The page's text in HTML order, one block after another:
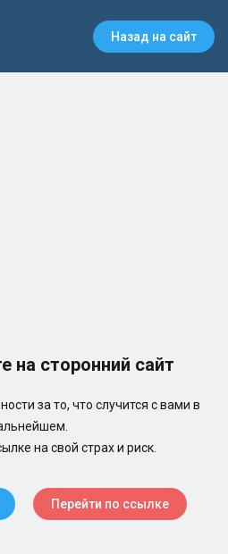
Назад на сайт
на сторонний сайт
за то, что случится с вами в
на свой страх и риск.
Перейти по ссылке